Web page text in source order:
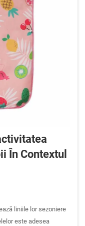
În Contextul
liniile lor sezoniere
este adesea